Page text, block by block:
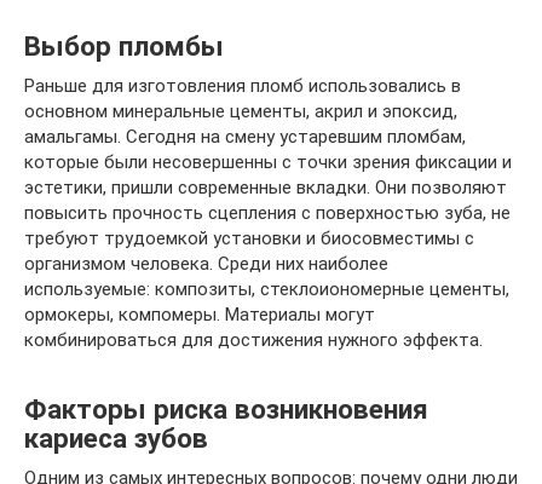
Выбор пломбы
Раньше для изготовления пломб использовались в
основном минеральные цементы, акрил и эпоксид,
амальгамы. Сегодня на смену устаревшим пломбам,
которые были несовершенны с точки зрения фиксации и
эстетики, пришли современные вкладки. Они позволяют
повысить прочность сцепления с поверхностью зуба, не
требуют трудоемкой установки и биосовместимы с
организмом человека. Среди них наиболее
используемые: композиты, стеклоиономерные цементы,
ормокеры, компомеры. Материалы могут
комбинироваться для достижения нужного эффекта.
Факторы риска возникновения
кариеса зубов
Одним из самых интересных вопросов: почему одни люди